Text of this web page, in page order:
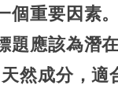
重要因素
題應該為潛
然成分，適